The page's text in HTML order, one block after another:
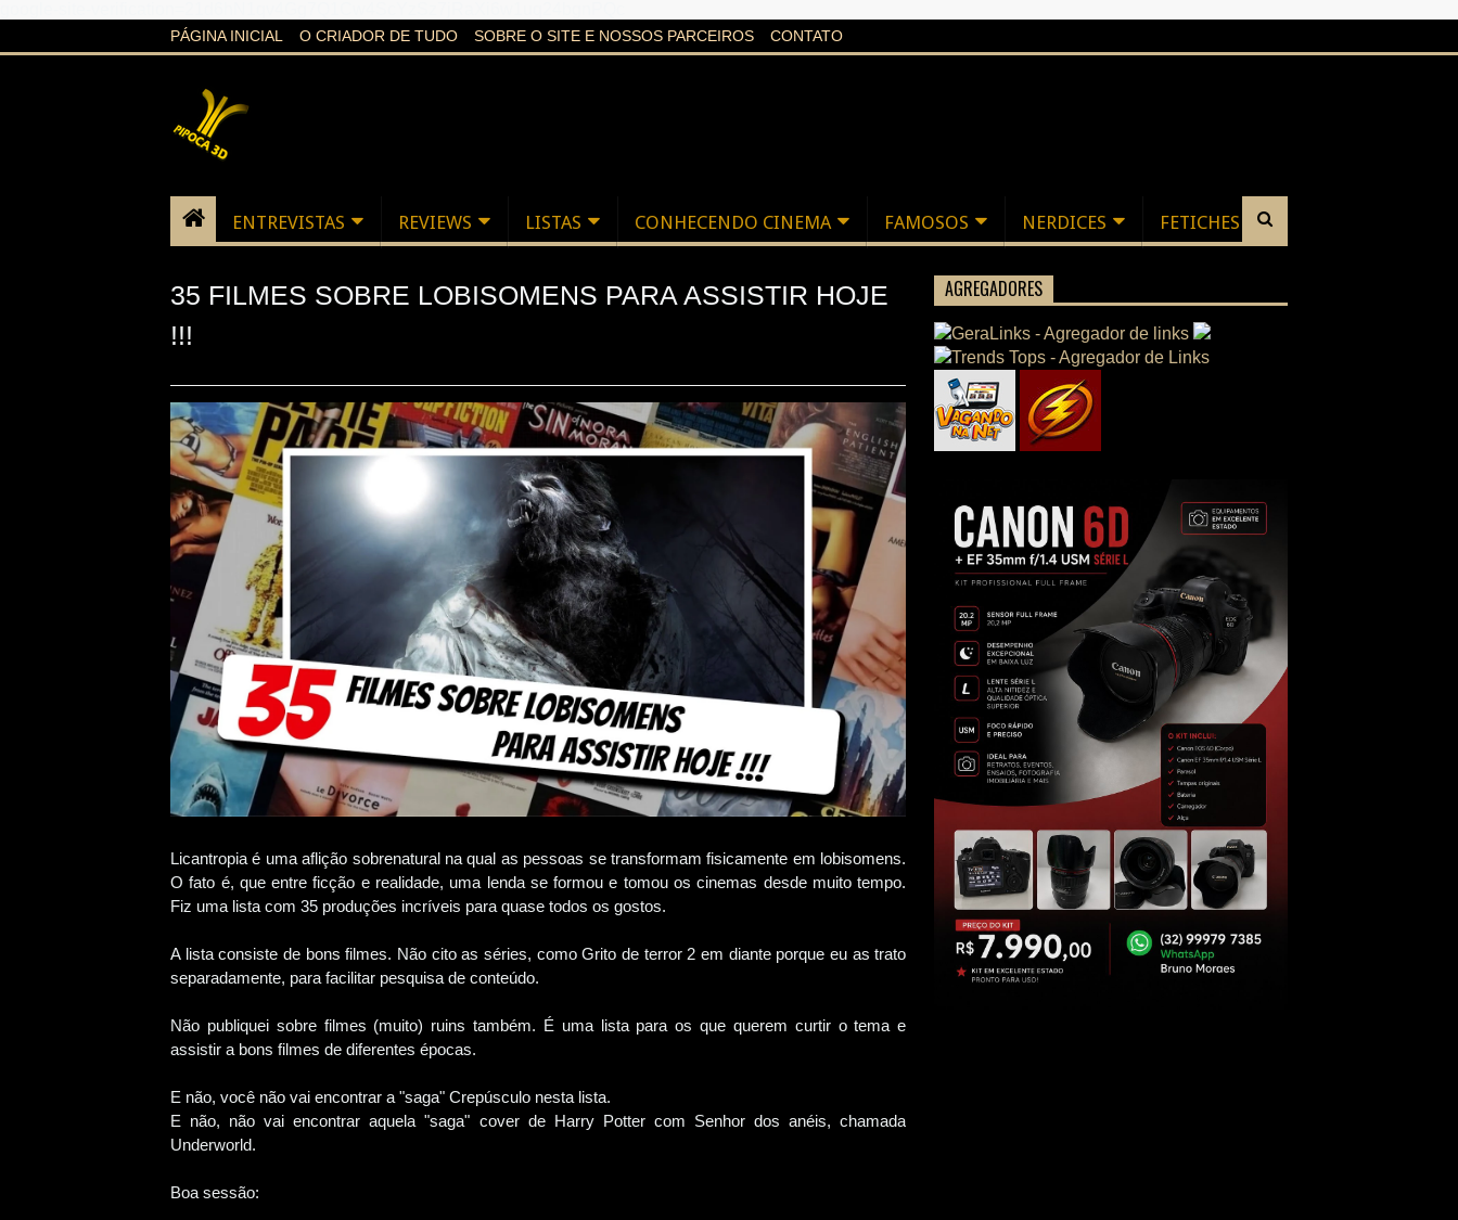
PÁGINA INICIAL O CRIADOR DE TUDO SOBRE O SITE E NOSSOS PARCEIROS CONTATO
ENTREVISTAS REVIEWS LISTAS CONHECENDO CINEMA FAMOSOS NERDICES FETICHES
35 FILMES SOBRE LOBISOMENS PARA ASSISTIR HOJE
!!!
Licantropia é uma aflição sobrenatural na qual as pessoas se transformam fisicamente em lobisomens.
O fato é, que entre ficção e realidade, uma lenda se formou e tomou os cinemas desde muito tempo.
Fiz uma lista com 35 produções incríveis para quase todos os gostos.
A lista consiste de bons filmes. Não cito as séries, como Grito de terror 2 em diante porque eu as trato
separadamente, para facilitar pesquisa de conteúdo.
Não publiquei sobre filmes (muito) ruins também. É uma lista para os que querem curtir o tema e
assistir a bons filmes de diferentes épocas.
E não, você não vai encontrar a "saga" Crepúsculo nesta lista.
E não, não vai encontrar aquela "saga" cover de Harry Potter com Senhor dos anéis, chamada
Underworld.
Boa sessão:
AGREGADORES